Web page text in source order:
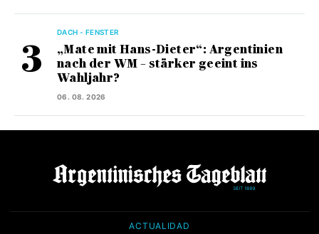
DACH - FENSTER
„Mate mit Hans-Dieter“: Argentinien
nach der WM – stärker geeint ins
Wahljahr?
06. 08. 2026
ACTUALIDAD